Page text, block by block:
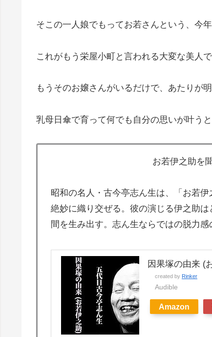
そこの一人娘でもってお若さんという、今
これがもう栄屋小町と言われる大変な美人で
もうそのお嬢さんがいるだけで、あたりが
乳母日傘で育って何でも自分の思いが叶う
お若伊之助を
昭和の名人・古今亭志ん生は、「お若
絶妙に織り交ぜる。彼の演じる伊之助
間を生み出す。志ん生ならではの脱力
因果塚の由来 (
created by Rinker
Audible
Amazon